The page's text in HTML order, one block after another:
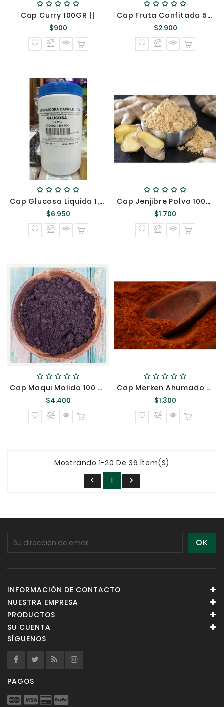
Cap Curry 100GR {}
$900
normal
Cap Fruta Confitada 500 Grs ###
$2.900Precio
normal
Cap Glucosa Liquida 1,2 KG {}
$6.950
normal
Cap Jenjibre Polvo 100GR {}
$1.700
normal
Cap Maqui Molido 100 Grs Antiox @
$4.400
normal
Cap Merken Ahumado 100GR {}
$1.300
normal
Mostrando 1-20 De 36 Ítem(s)

1 
INFORMACIÓN DE CONTACTO
NUESTRA EMPRESA
PRODUCTOS
SU CUENTA
SÍGUENOS
PAGOS